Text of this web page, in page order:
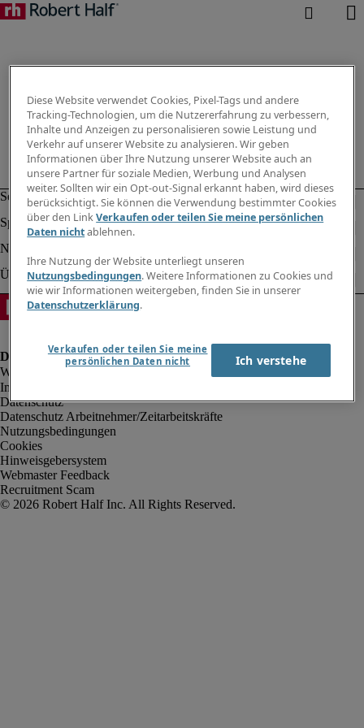
Impressum
Datenschutz
Datenschutz Arbeitnehmer/Zeitarbeitskräfte
Nutzungsbedingungen
Cookies
Hinweisgebersystem
Webmaster Feedback
Recruitment Scam
Diese Website verwendet Cookies, Pixel-Tags und andere
Tracking-Technologien, um die Nutzererfahrung zu verbessern,
Inhalte und Anzeigen zu personalisieren sowie Leistung und
Verkehr auf unserer Website zu analysieren. Wir geben
Informationen über Ihre Nutzung unserer Website auch an
unsere Partner für soziale Medien, Werbung und Analysen
weiter. Sollten wir ein Opt-out-Signal erkannt haben, wird dieses
berücksichtigt. Sie können die Verwendung bestimmter Cookies
über den LinkVerkaufen oder teilen Sie meine persönlichen
Daten nichtablehnen.
Ihre Nutzung der Website unterliegt unseren
Nutzungsbedingungen. Weitere Informationen zu Cookies und
wie wir Informationen weitergeben, finden Sie in unserer
Datenschutzerklärung.
Verkaufen oder teilen Sie meine
persönlichen Daten nicht
Ich verstehe